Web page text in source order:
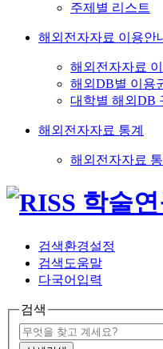
주제별 리스트
해외전자자료 이용안
해외전자자료
해외DB별 이용
대학별 해외DB
해외전자자료 통계
해외전자자료 통
검색환경설정
검색도움말
다국어입력
검색